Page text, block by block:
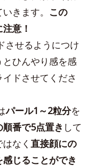
きます。 この
意！
せるようにつけ
ひんやり感を感
ドさせてくださ
パール1～2粒分を
番で5点置き して
なく 直接顔にの
じることができ